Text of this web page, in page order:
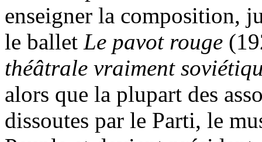
enseigner la composition,
le ballet Le pavot rouge
théâtrale vraiment
alors que la plupart des
dissoutes par le Parti, le